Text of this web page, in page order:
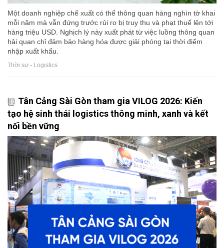
Một doanh nghiệp chế xuất có thể thông quan hàng nghìn tờ khai
mỗi năm mà vẫn đứng trước rủi ro bị truy thu và phạt thuế lên tới
hàng triệu USD. Nghịch lý này xuất phát từ việc luồng thông quan
hải quan chỉ đảm bảo hàng hóa được giải phóng tại thời điểm
nhập xuất khẩu.
Thời sự - Logistics
Tân Cảng Sài Gòn tham gia VILOG 2026: Kiến
tạo hệ sinh thái logistics thông minh, xanh và kết
nối bền vững